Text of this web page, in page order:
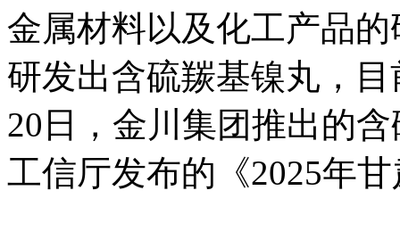
金属材料以及化工产品
研发出含硫羰基镍丸，
20日，金川集团推出的
工信厅发布的《2025年